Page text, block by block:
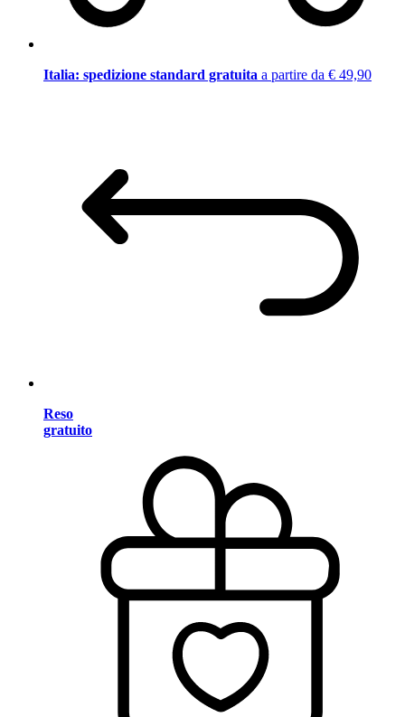
Italia: spedizione standard gratuita a partire da € 49,90
Reso
gratuito